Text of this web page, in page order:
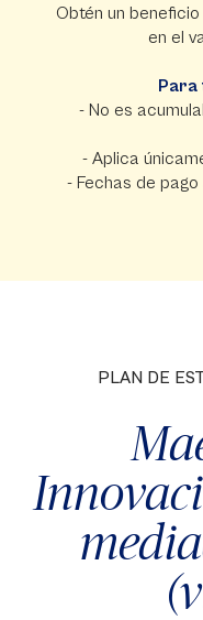
Obtén un
en el
Para
- No es
- Aplica
- Fechas de
PLAN DE